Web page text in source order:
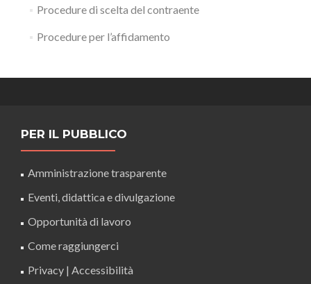
Procedure di scelta del contraente
Procedure per l’affidamento
PER IL PUBBLICO
Amministrazione trasparente
Eventi, didattica e divulgazione
Opportunità di lavoro
Come raggiungerci
Privacy | Accessibilità